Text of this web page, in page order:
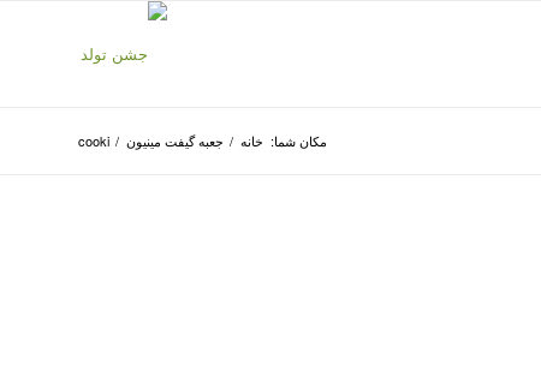
مکان شما: خانه / جعبه گیفت مینیون /
cooki